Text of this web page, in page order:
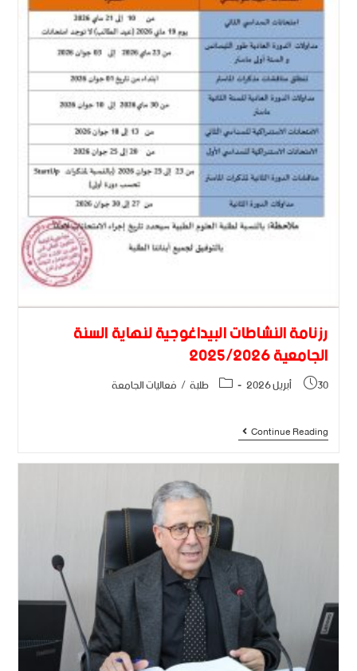
رزنامة النشاطات البيداغوجية لنهاية السنة
الجامعية 2025/2026
30 أبريل 2026 طلبة/ فعاليات الجامعة
Continue Reading